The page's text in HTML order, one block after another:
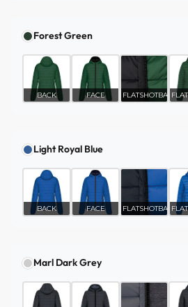
Forest Green
BACK FACE FLATSHOTBACK
Light Royal Blue
BACK FACE FLATSHOTBACK
Marl Dark Grey